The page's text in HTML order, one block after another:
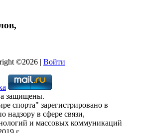
©2026 | Войти
защищены.
спорта" зарегистрировано в
надзору в сфере связи,
и массовых коммуникаций